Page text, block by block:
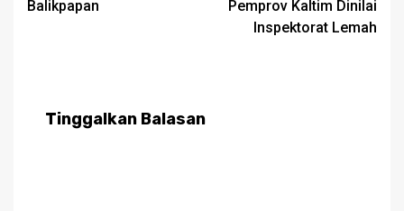
Balikpapan
Pemprov Kaltim Dinilai
Inspektorat Lemah
Tinggalkan Balasan